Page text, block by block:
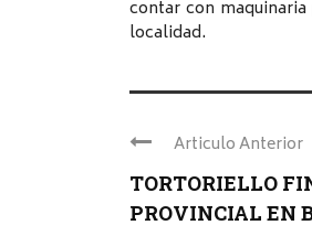
contar con
localidad.
Articulo Anterior
TORTORIELLO
PROVINCIAL EN